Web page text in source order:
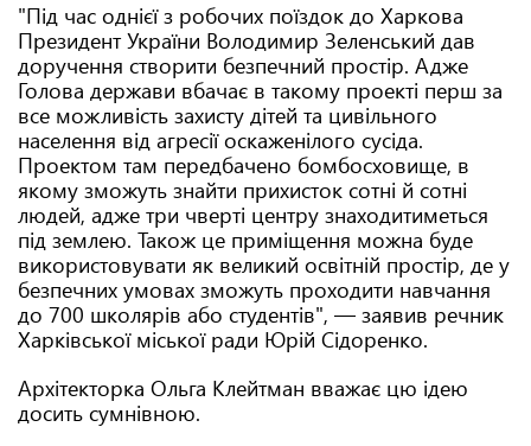
"Під час однієї з робочих поїздок до Харкова
Президент України Володимир Зеленський дав
доручення створити безпечний простір. Адже
Голова держави вбачає в такому проекті перш за
все можливість захисту дітей та цивільного
населення від агресії оскаженілого сусіда.
Проектом там передбачено бомбосховище, в
якому зможуть знайти прихисток сотні й сотні
людей, адже три чверті центру знаходитиметься
під землею. Також це приміщення можна буде
використовувати як великий освітній простір, де у
безпечних умовах зможуть проходити навчання
до 700 школярів або студентів", — заявив речник
Харківської міської ради Юрій Сідоренко.
Архітекторка Ольга Клейтман вважає цю ідею
досить сумнівною.